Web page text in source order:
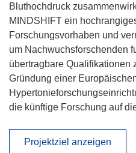
Bluthochdruck
MINDSHIFT ein
Forschungsvorhaben und
um Nachwuchsforschenden
übertragbare Qualifikationen
Gründung einer
die künftige Forschung auf
Projektziel anzeigen